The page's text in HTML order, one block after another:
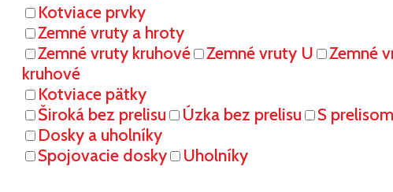
Kotviace prvky
Zemné vruty a hroty
Zemné vruty kruhové
Zemné vruty U Zemné
kruhové
Kotviace pätky
Široká bez prelisu
Úzka bez prelisu S prelisom
Dosky a uholníky
Spojovacie dosky
Uholníky